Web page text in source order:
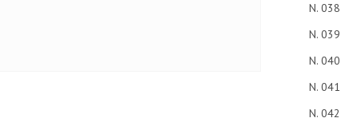
N.
N.
N.
N.
N.